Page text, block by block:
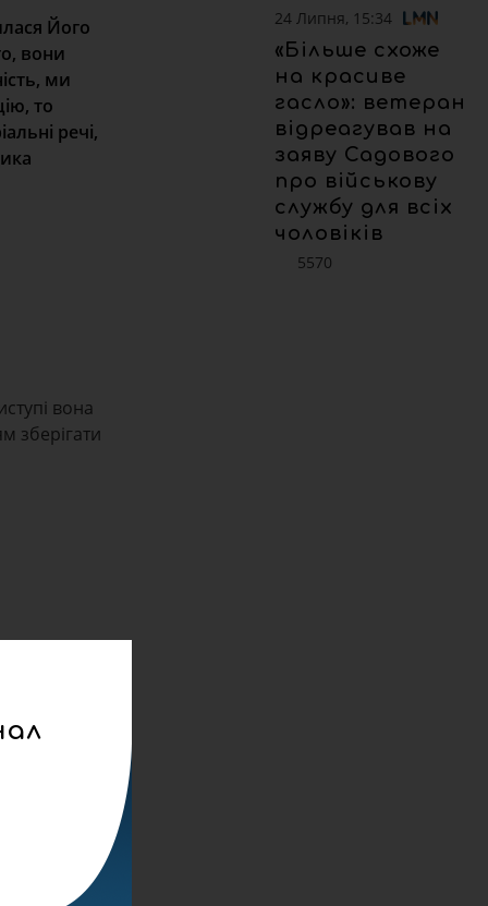
Його
вони
ми
то
речі,
вона
зберігати
їхні
ми
Про
в
24 Липня, 15:34
«Більше схоже
на красиве
гасло»: ветеран
відреагував на
заяву Садового
про військову
службу для всіх
чоловіків
5570